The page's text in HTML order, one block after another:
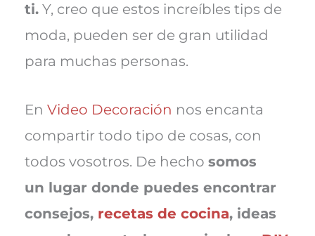
ti.Y, creo que estos increíbles tips de
moda, pueden ser de gran utilidad
para muchas personas.
En Video Decoración nos encanta
compartir todo tipo de cosas, con
todos vosotros. De hecho somos
un lugar donde puedes encontrar
consejos, recetas de cocina, ideas